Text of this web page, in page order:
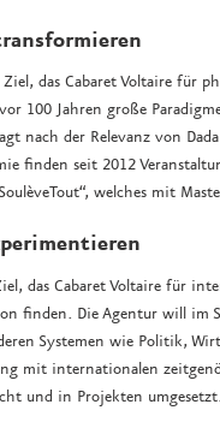
das Cabaret Voltaire für
100 Jahren große
nach der Relevanz von
finden seit 2012
welches mit
das Cabaret Voltaire für
finden. Die Agentur will im
Systemen wie Politik,
mit internationalen
und in Projekten umgesetzt.